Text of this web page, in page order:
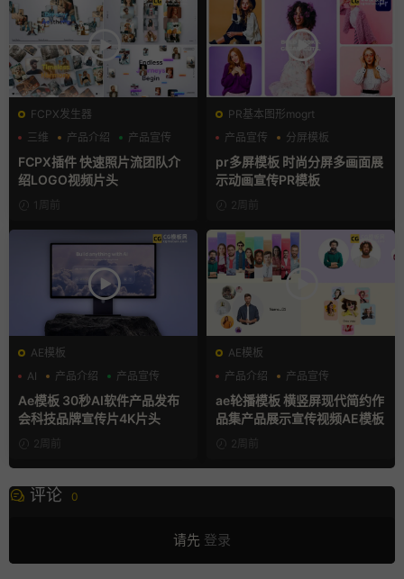
FCPX发生器
三维
产品介绍 产品宣传
FCPX插件 快速照片流团队介
绍LOGO视频片头
1周前
PR基本图形mogrt
产品宣传
分屏模板
品牌宣传
pr多屏模板 时尚分屏多画面展
示动画宣传PR模板
2周前
AE模板
AI
产品介绍 产品宣传
Ae模板 30秒AI软件产品发布
会科技品牌宣传片4K片头
2周前
AE模板
产品介绍
产品宣传
产品展示
ae轮播模板 横竖屏现代简约作
品集产品展示宣传视频AE模板
2周前
评论 0
请先 登录